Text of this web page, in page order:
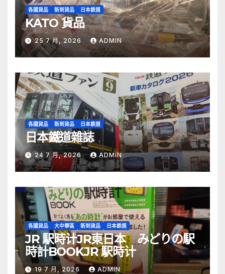
各國貨品 新到貨品 日本鉄道
KATO 貨品
25 7 月, 2026 ADMIN
各國貨品 新到貨品 日本鉄道
日本鐵道雜誌
24 7 月, 2026 ADMIN
各國貨品 大中華區 新到貨品 日本鉄道
JR 駅時计JR東日本 みどりの駅
時計BOOKJR 駅時计
19 7 月, 2026 ADMIN